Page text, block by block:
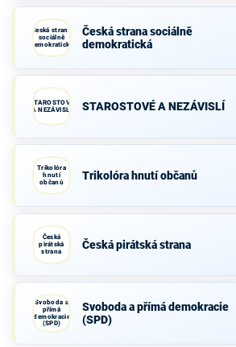
Česká strana
sociálně
demokratická
Česká strana sociálně
demokratická
STAROSTOVÉ
A NEZÁVISLÍ
STAROSTOVÉ A NEZÁVISLÍ
Trikolóra
hnutí
občanů
Trikolóra hnutí občanů
Česká
pirátská
strana
Česká pirátská strana
Svoboda a
přímá
demokracie
(SPD)
Svoboda a přímá demokracie
(SPD)